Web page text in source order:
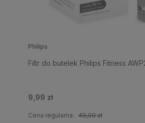
Philips
Filtr do butelek Philips Fitness
9,99 zł
Cena regularna: 49,00 zł